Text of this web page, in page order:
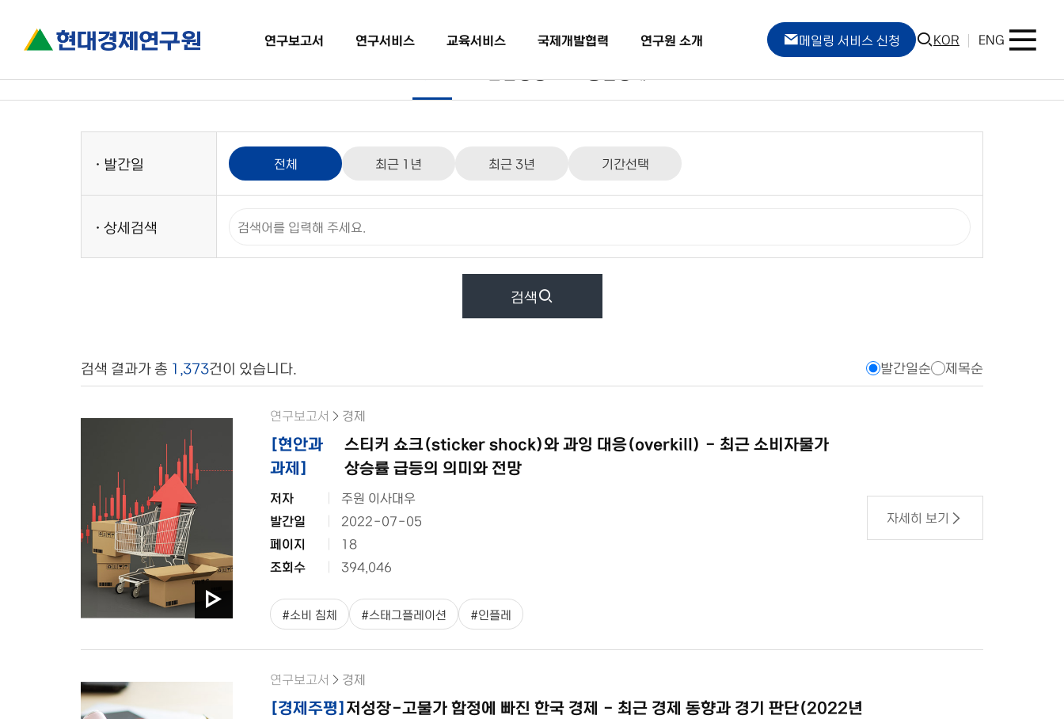
연구보고서 연구서비스 교육서비스 국제개발협력 연구원 소개 메일링 서비스 신청 KOR ENG
· 발간일 전체 최근 1년 최근 3년 기간선택
· 상세검색
검색
검색 결과가 총 1,373건이 있습니다. 발간일순 제목순
연구보고서 경제
[현안과
과제]
스티커 쇼크(sticker shock)와 과잉 대응(overkill) - 최근 소비자물가
상승률 급등의 의미와 전망
저자
주원 이사대우
발간일
2022-07-05
페이지
18
조회수
394,046
#소비 침체 #스태그플레이션 #인플레
자세히 보기
연구보고서 경제
[경제주평]저성장-고물가 함정에 빠진 한국 경제 - 최근 경제 동향과 경기 판단(2022년